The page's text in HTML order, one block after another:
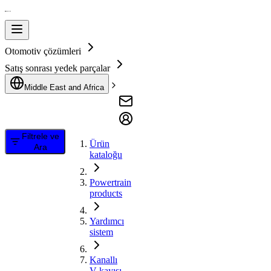
Otomotiv çözümleri
Satış sonrası yedek parçalar
Middle East and Africa
Filtrele ve
Ara
Ürün
kataloğu
Powertrain
products
Yardımcı
sistem
Kanallı